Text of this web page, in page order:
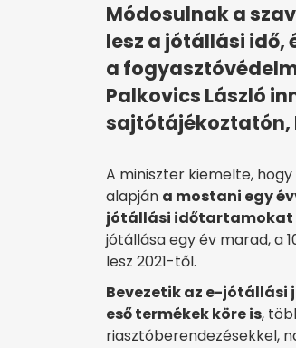
Módosulnak a
lesz a jótállási
a
Palkovics László
sajtótájékoztatón,
A miniszter kiemelte,
alapján a mostani egy
jótállási időtartamokat
jótállása egy év marad, a
lesz 2021-től.
Bevezetik az e-
eső termékek köre is,
riasztóberendezésekkel,